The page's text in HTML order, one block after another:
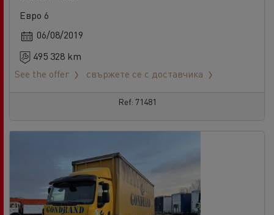
Евро 6
06/08/2019
495 328 km
See the offer
свържете се с доставчика
Ref: 71481